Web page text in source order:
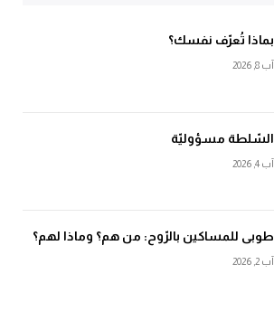
بماذا تُعرّف نفسك؟
آب 8, 2026
السّلطة مسؤوليّة
آب 4, 2026
طوبى للمساكين بالرّوح: من هم؟ وماذا لهم؟
آب 2, 2026